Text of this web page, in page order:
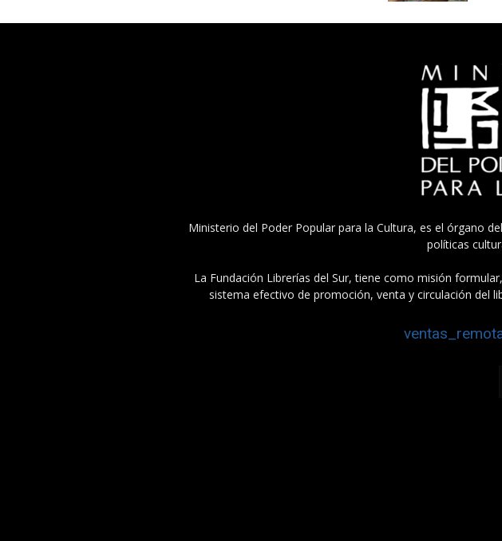
Ministerio del Poder Popular para la Cultura, es el órgano
políticas
La Fundación Librerías del Sur, tiene como misión
sistema efectivo de promoción, venta y circulación del